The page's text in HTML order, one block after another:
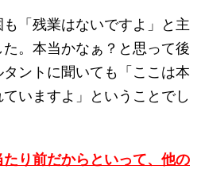
「残業はないですよ」と主
。本当かなぁ？と思って後
ントに聞いても「ここは本
いますよ」ということでし
り前だからといって、他の